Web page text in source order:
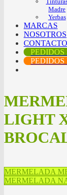
Madre
Yerbas
MARCAS
NOSOTROS
CONTACTO
PEDIDOS
PEDIDOS
LIGHT
MERMELADA
MERMELADA